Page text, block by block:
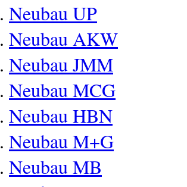
Neubau UP
Neubau AKW
Neubau JMM
Neubau MCG
Neubau HBN
Neubau M+G
Neubau MB